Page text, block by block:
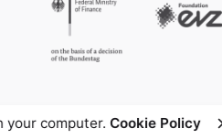
your computer.Cookie Policy